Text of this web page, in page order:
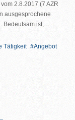
2.8.2017 (7 AZR
ausgesprochene
Bedeutsam ist,…
Tätigkeit
Angebot